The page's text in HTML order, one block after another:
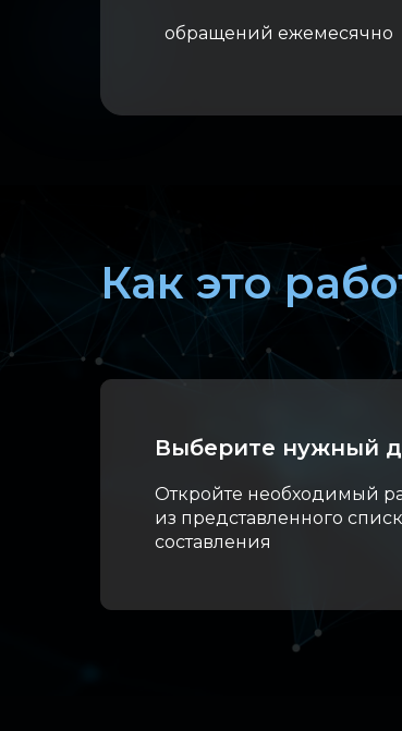
обращений ежемесячно
Как это
Откройте необходимый
из представленного
составления
Выберите нужный